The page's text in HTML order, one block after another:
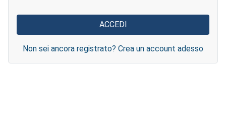
Non sei ancora registrato? Crea un account adesso